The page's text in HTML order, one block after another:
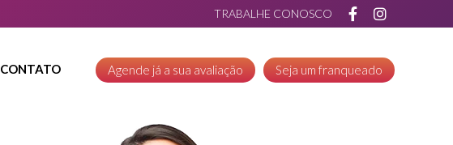
TRABALHE CONOSCO
CONTATO Agende já a sua avaliação Seja um franqueado